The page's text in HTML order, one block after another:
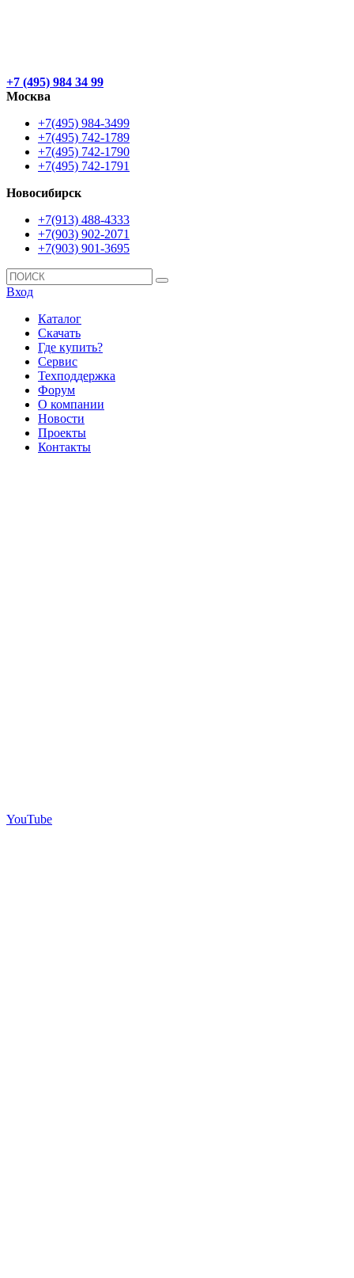
+7 (495) 984 34 99
Москва
+7(495) 984-3499
+7(495) 742-1789
+7(495) 742-1790
+7(495) 742-1791
Новосибирск
+7(913) 488-4333
+7(903) 902-2071
+7(903) 901-3695
Вход
Каталог
Скачать
Где купить?
Сервис
Техподдержка
Форум
О компании
Новости
Проекты
Контакты
YouTube